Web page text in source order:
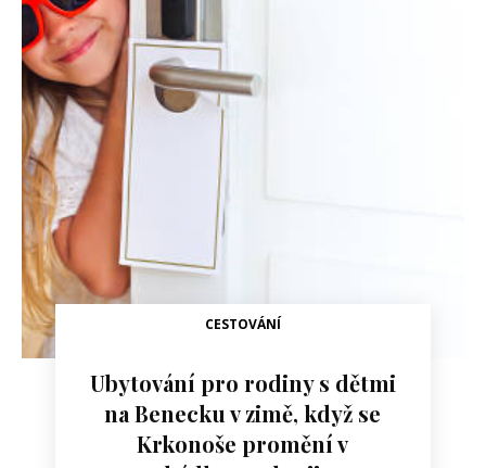
CESTOVÁNÍ
Ubytování pro rodiny s dětmi
na Benecku v zimě, když se
Krkonoše promění v